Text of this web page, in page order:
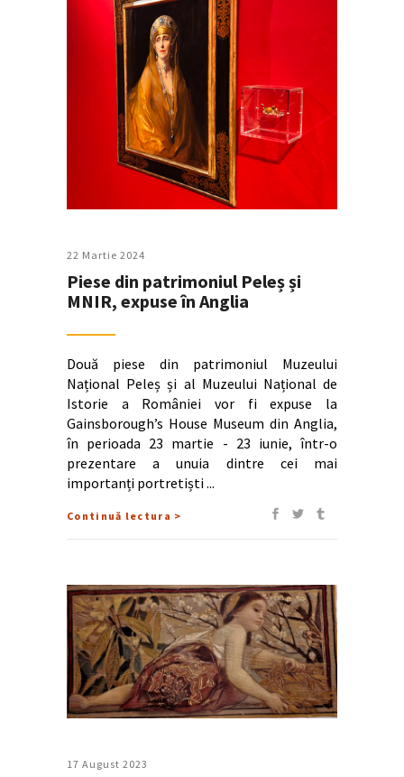
22 Martie 2024
Piese din patrimoniul Peleș și
MNIR, expuse în Anglia
Două piese din patrimoniul Muzeului
Național Peleș și al Muzeului Național de
Istorie a României vor fi expuse la
Gainsborough’s House Museum din Anglia,
în perioada 23 martie - 23 iunie, într-o
prezentare a unuia dintre cei mai
importanți portretiști
Continuă lectura >
17 August 2023